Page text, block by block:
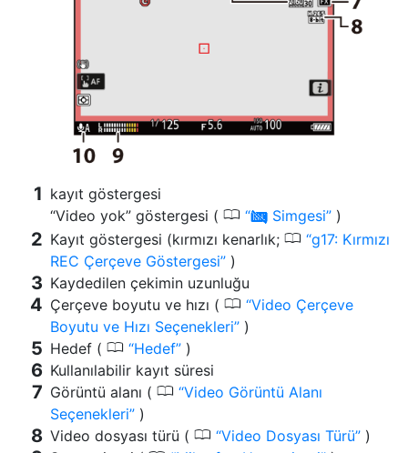
kayıt göstergesi
“Video yok” göstergesi ( 0 0 Simgesi
)
Kayıt göstergesi (kırmızı kenarlık; 0 g17: Kırmızı
REC Çerçeve Göstergesi
)
Kaydedilen çekimin uzunluğu
Çerçeve boyutu ve hızı ( 0 Video Çerçeve
Boyutu ve Hızı Seçenekleri
)
Hedef ( 0 Hedef )
Kullanılabilir kayıt süresi
Görüntü alanı ( 0 Video Görüntü Alanı
Seçenekleri
)
Video dosyası türü ( 0 Video Dosyası Türü
)